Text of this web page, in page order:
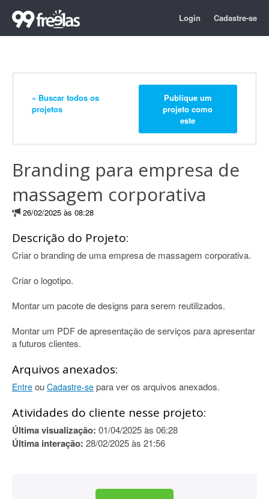
Login Cadastre-se
« Buscar todos os
projetos
Publique um
projeto como
este
Branding para empresa de
massagem corporativa
26/02/2025 às 08:28
Descrição do Projeto:
Criar o branding de uma empresa de massagem corporativa.
Criar o logotipo.
Montar um pacote de designs para serem reutilizados.
Montar um PDF de apresentação de serviços para apresentar
a futuros clientes.
Arquivos anexados:
Entre ou Cadastre-se para ver os arquivos anexados.
Atividades do cliente nesse projeto:
Última visualização: 01/04/2025 às 06:28
Última interação: 28/02/2025 às 21:56